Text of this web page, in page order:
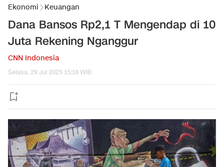
Ekonomi Keuangan
Dana Bansos Rp2,1 T Mengendap di 10
Juta Rekening Nganggur
CNN Indonesia
Selasa, 29 Jul 2025 15:18 WIB